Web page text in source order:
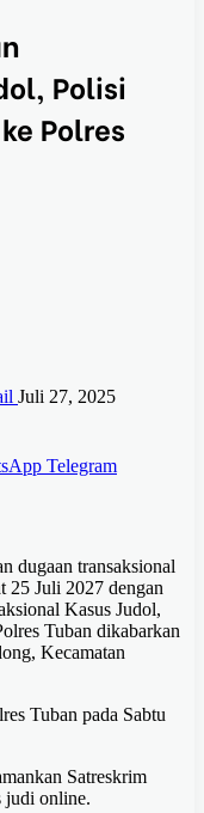
Polisi
Polres
Juli 27, 2025
Telegram
dugaan transaksional
25 Juli 2027 dengan
Kasus Judol,
Tuban dikabarkan
Kecamatan
Tuban pada Sabtu
Satreskrim
judi online.